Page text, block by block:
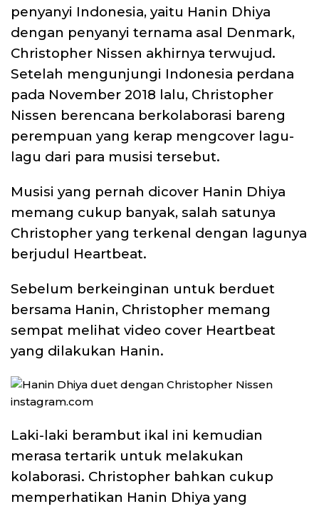
penyanyi Indonesia, yaitu Hanin Dhiya
dengan penyanyi ternama asal Denmark,
Christopher Nissen akhirnya terwujud.
Setelah mengunjungi Indonesia perdana
pada November 2018 lalu, Christopher
Nissen berencana berkolaborasi bareng
perempuan yang kerap mengcover lagu-
lagu dari para musisi tersebut.
Musisi yang pernah dicover Hanin Dhiya
memang cukup banyak, salah satunya
Christopher yang terkenal dengan lagunya
berjudul Heartbeat.
Sebelum berkeinginan untuk berduet
bersama Hanin, Christopher memang
sempat melihat video cover Heartbeat
yang dilakukan Hanin.
instagram.com
Laki-laki berambut ikal ini kemudian
merasa tertarik untuk melakukan
kolaborasi. Christopher bahkan cukup
memperhatikan Hanin Dhiya yang